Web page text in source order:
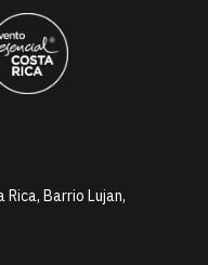
Barrio Lujan,